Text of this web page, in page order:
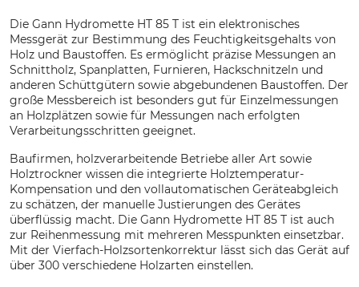
Die Gann Hydromette HT 85 T ist ein elektronisches
Messgerät zur Bestimmung des Feuchtigkeitsgehalts von
Holz und Baustoffen. Es ermöglicht präzise Messungen an
Schnittholz, Spanplatten, Furnieren, Hackschnitzeln und
anderen Schüttgütern sowie abgebundenen Baustoffen. Der
große Messbereich ist besonders gut für Einzelmessungen
an Holzplätzen sowie für Messungen nach erfolgten
Verarbeitungsschritten geeignet.
Baufirmen, holzverarbeitende Betriebe aller Art sowie
Holztrockner wissen die integrierte Holztemperatur-
Kompensation und den vollautomatischen Geräteabgleich
zu schätzen, der manuelle Justierungen des Gerätes
überflüssig macht. Die Gann Hydromette HT 85 T ist auch
zur Reihenmessung mit mehreren Messpunkten einsetzbar.
Mit der Vierfach-Holzsortenkorrektur lässt sich das Gerät auf
über 300 verschiedene Holzarten einstellen.